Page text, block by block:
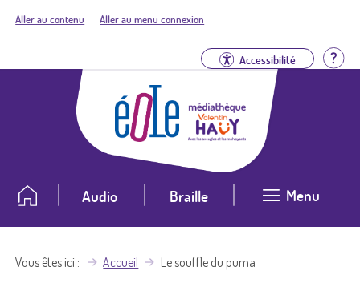
Aller au contenu Aller au menu connexion
Accessibilité
Audio Braille Menu
Vous êtes ici Accueil Le souffle du puma